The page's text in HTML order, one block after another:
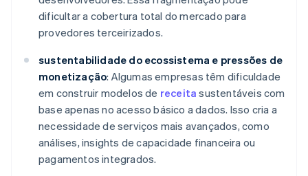
dificultar a cobertura total do mercado para
provedores terceirizados.
sustentabilidade do ecossistema e pressões de
monetização: Algumas empresas têm dificuldade
em construir modelos de receita sustentáveis com
base apenas no acesso básico a dados. Isso cria a
necessidade de serviços mais avançados, como
análises, insights de capacidade financeira ou
pagamentos integrados.